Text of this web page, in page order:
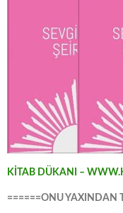
KİTAB DÜKANI –
======ONU YAXINDAN